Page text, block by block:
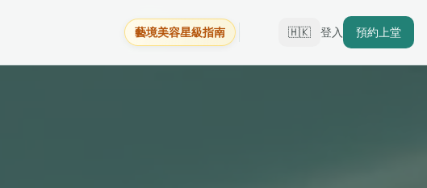
藝境美容星級指南 🇭🇰 登入 預約上堂